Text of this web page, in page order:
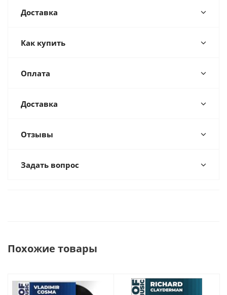
Доставка
Как купить
Оплата
Доставка
Отзывы
Задать вопрос
Похожие товары